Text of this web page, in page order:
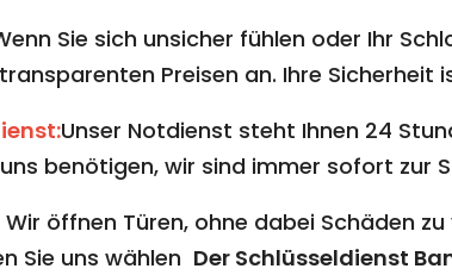
Sie sich unsicher fühlen oder Ihr
Preisen an. Ihre Sicherheit
Unser Notdienst steht Ihnen 24
benötigen, wir sind immer sofort zur
Wir öffnen Türen, ohne dabei Schäden
Sie uns wählen Der Schlüsseldienst